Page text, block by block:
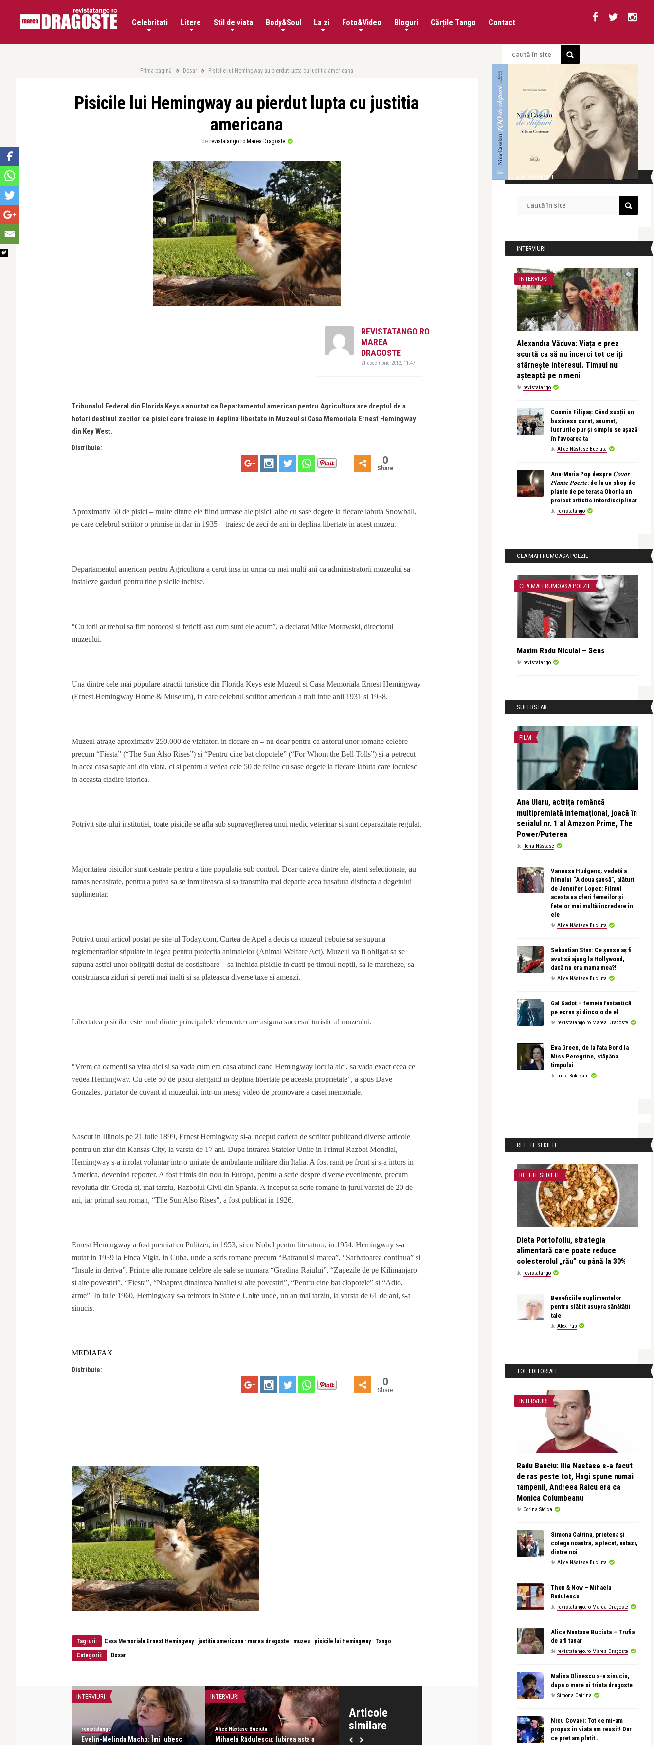
Celebritati Litere Stil de viata Body&Soul La zi Foto&Video Bloguri Cărțile Tango Contact
Prima pagină Dosar Pisicile lui Hemingway au pierdut lupta cu justitia americana
Pisicile lui Hemingway au pierdut lupta cu justitia
americana
de revistatango.ro Marea Dragoste
REVISTATANGO.RO
MAREA
DRAGOSTE
21 decembrie 2012, 11:47
Tribunalul Federal din Florida Keys a anuntat ca Departamentul american pentru Agricultura are dreptul de a
hotari destinul zecilor de pisici care traiesc in deplina libertate in Muzeul si Casa Memoriala Ernest Hemingway
din Key West.
Distribuie:
0
Share
Aproximativ 50 de pisici – multe dintre ele fiind urmase ale pisicii albe cu sase degete la fiecare labuta Snowball,
pe care celebrul scriitor o primise in dar in 1935 – traiesc de zeci de ani in deplina libertate in acest muzeu.
Departamentul american pentru Agricultura a cerut insa in urma cu mai multi ani ca administratorii muzeului sa
instaleze garduri pentru tine pisicile inchise.
“Cu totii ar trebui sa fim norocosi si fericiti asa cum sunt ele acum”, a declarat Mike Morawski, directorul
muzeului.
Una dintre cele mai populare atractii turistice din Florida Keys este Muzeul si Casa Memoriala Ernest Hemingway
(Ernest Hemingway Home & Museum), in care celebrul scriitor american a trait intre anii 1931 si 1938.
Muzeul atrage aproximativ 250.000 de vizitatori in fiecare an – nu doar pentru ca autorul unor romane celebre
precum “Fiesta” (“The Sun Also Rises”) si “Pentru cine bat clopotele” (“For Whom the Bell Tolls”) si-a petrecut
in acea casa sapte ani din viata, ci si pentru a vedea cele 50 de feline cu sase degete la fiecare labuta care locuiesc
in aceasta cladire istorica.
Potrivit site-ului institutiei, toate pisicile se afla sub supravegherea unui medic veterinar si sunt deparazitate regulat.
Majoritatea pisicilor sunt castrate pentru a tine populatia sub control. Doar cateva dintre ele, atent selectionate, au
ramas necastrate, pentru a putea sa se inmulteasca si sa transmita mai departe acea trasatura distincta a degetului
suplimentar.
Potrivit unui articol postat pe site-ul Today.com, Curtea de Apel a decis ca muzeul trebuie sa se supuna
reglementarilor stipulate in legea pentru protectia animalelor (Animal Welfare Act). Muzeul va fi obligat sa se
supuna astfel unor obligatii destul de costisitoare – sa inchida pisicile in custi pe timpul noptii, sa le marcheze, sa
construiasca ziduri si pereti mai inalti si sa plateasca diverse taxe si amenzi.
Libertatea pisicilor este unul dintre principalele elemente care asigura succesul turistic al muzeului.
“Vrem ca oamenii sa vina aici si sa vada cum era casa atunci cand Hemingway locuia aici, sa vada exact ceea ce
vedea Hemingway. Cu cele 50 de pisici alergand in deplina libertate pe aceasta proprietate”, a spus Dave
Gonzales, purtator de cuvant al muzeului, intr-un mesaj video de promovare a casei memoriale.
Nascut in Illinois pe 21 iulie 1899, Ernest Hemingway si-a inceput cariera de scriitor publicand diverse articole
pentru un ziar din Kansas City, la varsta de 17 ani. Dupa intrarea Statelor Unite in Primul Razboi Mondial,
Hemingway s-a inrolat voluntar intr-o unitate de ambulante militare din Italia. A fost ranit pe front si s-a intors in
America, devenind reporter. A fost trimis din nou in Europa, pentru a scrie despre diverse evenimente, precum
revolutia din Grecia si, mai tarziu, Razboiul Civil din Spania. A inceput sa scrie romane in jurul varstei de 20 de
ani, iar primul sau roman, “The Sun Also Rises”, a fost publicat in 1926.
Ernest Hemingway a fost premiat cu Pulitzer, in 1953, si cu Nobel pentru literatura, in 1954. Hemingway s-a
mutat in 1939 la Finca Vigia, in Cuba, unde a scris romane precum “Batranul si marea”, “Sarbatoarea continua” si
“Insule in deriva”. Printre alte romane celebre ale sale se numara “Gradina Raiului”, “Zapezile de pe Kilimanjaro
si alte povestiri”, “Fiesta”, “Noaptea dinaintea bataliei si alte povestiri”, “Pentru cine bat clopotele” si “Adio,
arme”. In iulie 1960, Hemingway s-a reintors in Statele Unite unde, un an mai tarziu, la varsta de 61 de ani, s-a
sinucis.
MEDIAFAX
Distribuie:
0
Share
Tag-uri: Casa Memoriala Ernest Hemingway· justitia americana · marea dragoste · muzeu · pisicile lui Hemingway· Tango
Categorii: Dosar
Articole
similare
INTERVIURI
revistatango
Evelin-Melinda Macho: Îmi iubesc
INTERVIURI
Alice Năstase Buciuta
Mihaela Rădulescu: Iubirea asta a
revistatango
Dr. Alina Sturdza: Este esențial să știi
CONCERTE & SPECTACOLE
Analia Selis cântă tango argentinian și
revistatango
CAUTĂ ÎN SITE
INTERVIURI
INTERVIURI
Alexandra Văduva: Viața e prea
scurtă ca să nu încerci tot ce îți
stârnește interesul. Timpul nu
așteaptă pe nimeni
de revistatango
Cosmin Filipaș: Când susții un
business curat, asumat,
lucrurile pur și simplu se așază
în favoarea ta
de Alice Năstase Buciuta
Ana-Maria Pop despre 𝐶𝑜𝑣𝑜𝑟
𝑃𝑙𝑎𝑛𝑡𝑒 𝑃𝑜𝑒𝑧𝑖𝑒: de la un shop de
plante de pe terasa Obor la un
proiect artistic interdisciplinar
de revistatango
CEA MAI FRUMOASA POEZIE
CEA MAI FRUMOASA POEZIE
Maxim Radu Niculai – Sens
de revistatango
SUPERSTAR
FILM
Ana Ularu, actrița româncă
multipremiată internațional, joacă în
serialul nr. 1 al Amazon Prime, The
Power/Puterea
de Ilona Năstase
Vanessa Hudgens, vedetă a
filmului “A doua șansă”, alături
de Jennifer Lopez: Filmul
acesta va oferi femeilor și
fetelor mai multă încredere în
ele
de Alice Năstase Buciuta
Sebastian Stan: Ce șanse aș fi
avut să ajung la Hollywood,
dacă nu era mama mea?!
de Alice Năstase Buciuta
Gal Gadot – femeia fantastică
pe ecran și dincolo de el
de revistatango.ro Marea Dragoste
Eva Green, de la fata Bond la
Miss Peregrine, stăpâna
timpului
de Irina Botezatu
RETETE SI DIETE
RETETE SI DIETE
Dieta Portofoliu, strategia
alimentară care poate reduce
colesterolul „rău” cu până la 30%
de revistatango
Beneficiile suplimentelor
pentru slăbit asupra sănătății
tale
de Alex Pub
TOP EDITORIALE
INTERVIURI
Radu Banciu: Ilie Nastase s-a facut
de ras peste tot, Hagi spune numai
tampenii, Andreea Raicu era ca
Monica Columbeanu
de Corina Stoica
Simona Catrina, prietena și
colega noastră, a plecat, astăzi,
dintre noi
de Alice Năstase Buciuta
Then & Now – Mihaela
Radulescu
de revistatango.ro Marea Dragoste
Alice Nastase Buciuta – Trufia
de a fi tanar
de revistatango.ro Marea Dragoste
Malina Olinescu s-a sinucis,
dupa o mare si trista dragoste
de Simona Catrina
Nicu Covaci: Tot ce mi-am
propus in viata am reusit! Dar
ce pret am platit…